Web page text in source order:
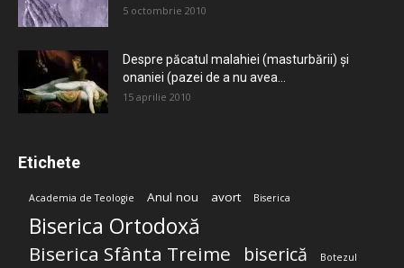
5 octombrie 2010
Despre păcatul malahiei (masturbării) şi
onaniei (pazei de a nu avea...
15 aprilie 2010
Etichete
Academia de Teologie Anul nou avort Biserica
Biserica Ortodoxă
Biserica Sfânta Treime biserică Botezul